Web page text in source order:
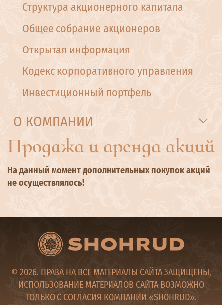
Структура акционерного капитала
Общее собрание акционеров
Открытая информация
Кодекс корпоративного управления
Инвестиционный портфель
О КОМПАНИИ
Продажа и аренда акций
На данный момент дополнительных покупок акций
не осуществлялось!
© 2026. ПРАВА НА ВСЕ МАТЕРИАЛЫ САЙТА ЗАЩИЩЕНЫ,
ИСПОЛЬЗОВАНИЕ МАТЕРИАЛОВ САЙТА ВОЗМОЖНО
ТОЛЬКО С СОГЛАСИЯ КОМПАНИИ «SHOHRUD».